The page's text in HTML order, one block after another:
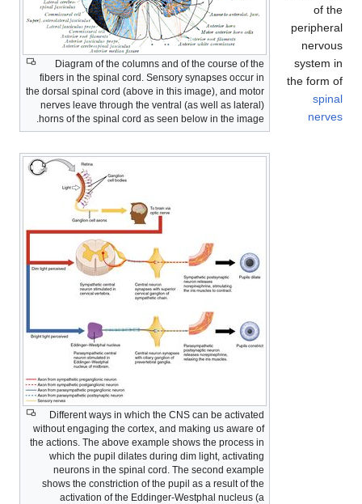
Diagram of the columns and of the course of the
fibers in the spinal cord. Sensory synapses occur in
the dorsal spinal cord (above in this image), and motor
nerves leave through the ventral (as well as lateral)
horns of the spinal cord as seen below in the image.
Different ways in which the CNS can be activated
without engaging the cortex, and making us aware of
the actions. The above example shows the process in
which the pupil dilates during dim light, activating
neurons in the spinal cord. The second example
shows the constriction of the pupil as a result of the
activation of the Eddinger-Westphal nucleus (a
the